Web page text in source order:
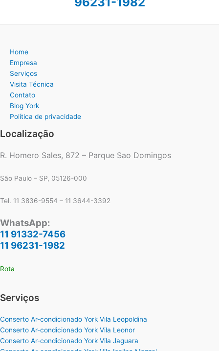
Home
Empresa
Serviços
Visita Técnica
Contato
Blog York
Política de privacidade
Localização
R. Homero Sales, 872 – Parque Sao Domingos
São Paulo – SP, 05126-000
Tel. 11 3836-9554 – 11 3644-3392
WhatsApp:
11 91332-7456
11 96231-1982
Rota
Serviços
Conserto Ar-condicionado York Vila Leopoldina
Conserto Ar-condicionado York Vila Leonor
Conserto Ar-condicionado York Vila Jaguara